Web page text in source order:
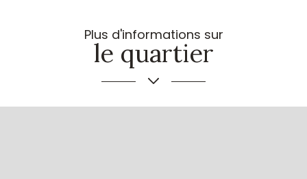
Plus d'informations sur
le quartier